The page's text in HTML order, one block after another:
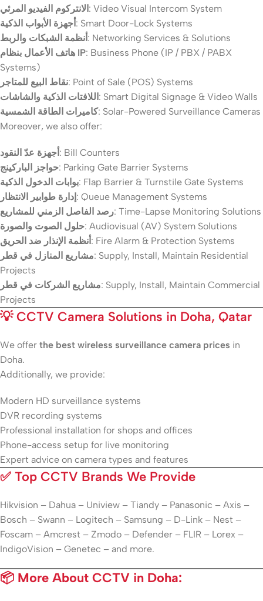
الانتركوم الفيديو المرئي: Video Visual Intercom System
أجهزة الأبواب الذكية: Smart Door-Lock Systems
أنظمة الشبكات والربط: Networking Services & Solutions
هاتف الأعمال بنظام IP: Business Phone (IP / PBX / PABX
Systems)
نقاط البيع للمتاجر: Point of Sale (POS) Systems
اللافتات الذكية والشاشات: Smart Digital Signage & Video Walls
كاميرات الطاقة الشمسية: Solar-Powered Surveillance Cameras
Moreover, we also offer:
أجهزة عدّ النقود: Bill Counters
حواجز الباركينج: Parking Gate Barrier Systems
بوابات الدخول الذكية: Flap Barrier & Turnstile Gate Systems
إدارة طوابير الانتظار: Queue Management Systems
رصد الفاصل الزمني للمشاريع: Time-Lapse Monitoring Solutions
حلول الصوت والصورة: Audiovisual (AV) System Solutions
أنظمة الإنذار ضد الحريق: Fire Alarm & Protection Systems
مشاريع المنازل في قطر: Supply, Install, Maintain Residential
Projects
مشاريع الشركات في قطر: Supply, Install, Maintain Commercial
Projects
💡CCTV Camera Solutions in Doha, Qatar
We offer the best wireless surveillance camera prices in
Doha.
Additionally, we provide:
Modern HD surveillance systems
DVR recording systems
Professional installation for shops and offices
Phone-access setup for live monitoring
Expert advice on camera types and features
✅ Top CCTV Brands We Provide
Hikvision – Dahua – Uniview – Tiandy – Panasonic – Axis –
Bosch – Swann – Logitech – Samsung – D-Link – Nest –
Foscam – Amcrest – Zmodo – Defender – FLIR – Lorex –
IndigoVision – Genetec – and more.
📦 More About CCTV in Doha: